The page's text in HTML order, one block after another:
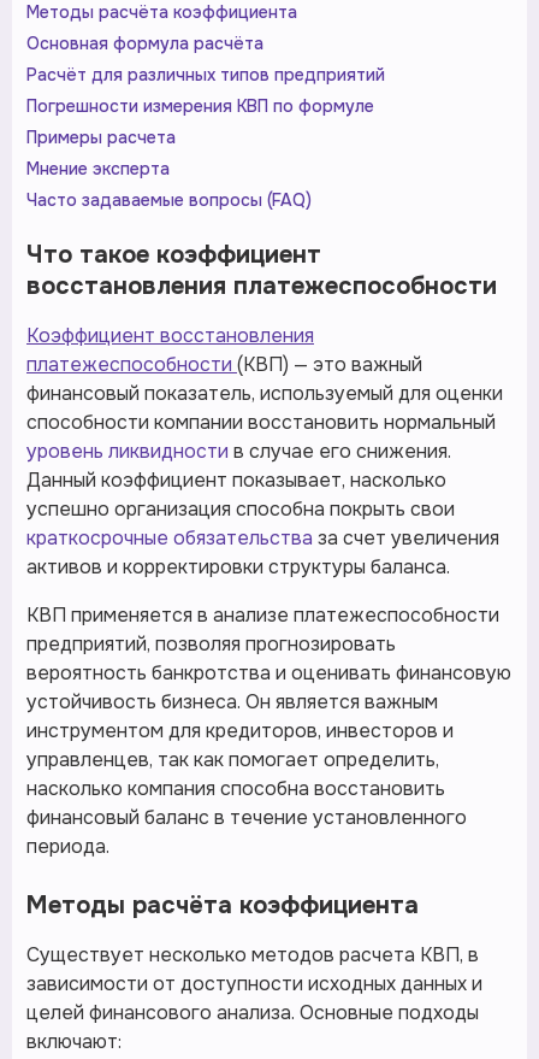
Методы расчёта коэффициента
Основная формула расчёта
Расчёт для различных типов предприятий
Погрешности измерения КВП по формуле
Примеры расчета
Мнение эксперта
Часто задаваемые вопросы (FAQ)
Что такое коэффициент
восстановления платежеспособности
Коэффициент восстановления
платежеспособности (КВП) — это важный
финансовый показатель, используемый для оценки
способности компании восстановить нормальный
уровень ликвидности в случае его снижения.
Данный коэффициент показывает, насколько
успешно организация способна покрыть свои
краткосрочные обязательства за счет увеличения
активов и корректировки структуры баланса.
КВП применяется в анализе платежеспособности
предприятий, позволяя прогнозировать
вероятность банкротства и оценивать финансовую
устойчивость бизнеса. Он является важным
инструментом для кредиторов, инвесторов и
управленцев, так как помогает определить,
насколько компания способна восстановить
финансовый баланс в течение установленного
периода.
Методы расчёта коэффициента
Существует несколько методов расчета КВП, в
зависимости от доступности исходных данных и
целей финансового анализа. Основные подходы
включают: